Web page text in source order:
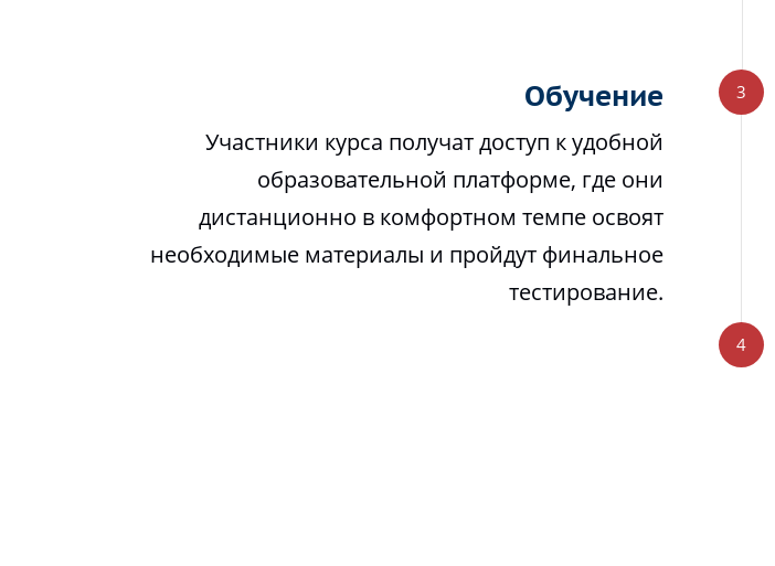
Обучение
Участники курса получат доступ к удобной
образовательной платформе, где они
дистанционно в комфортном темпе освоят
необходимые материалы и пройдут финальное
тестирование.